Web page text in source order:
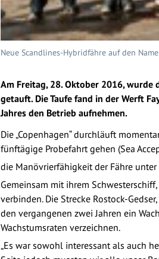
Neue Scandlines-Hybridfähre auf den
Am Freitag, 28. Oktober 2016, wurde
getauft. Die Taufe fand in der Werft
Jahres den Betrieb aufnehmen.
Die „Copenhagen“ durchläuft
fünftägige Probefahrt gehen (Sea
die Manövrierfähigkeit der Fähre
Gemeinsam mit ihrem
verbinden. Die Strecke Rostock-
den vergangenen zwei Jahren ein
Wachstumsraten verzeichnen.
„Es war sowohl interessant als auch